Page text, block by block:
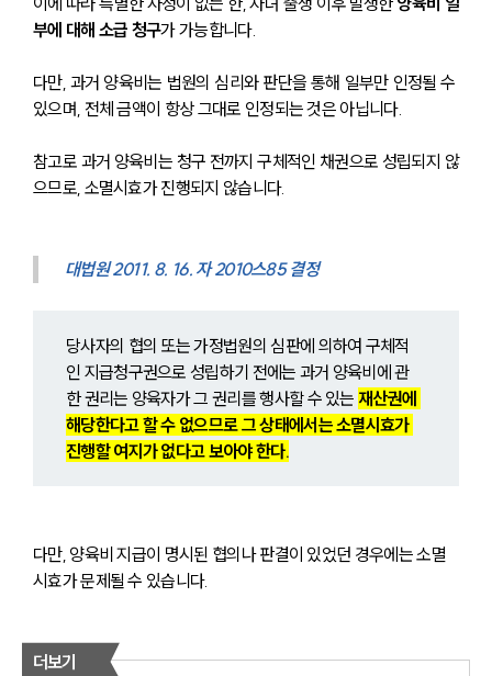
부에 대해 소급 청구가 가능합니다.
다만, 과거 양육비는 법원의 심리와 판단을 통해 일부만 인정될 수
있으며, 전체 금액이 항상 그대로 인정되는 것은 아닙니다.
참고로 과거 양육비는 청구 전까지 구체적인 채권으로 성립되지 않
으므로, 소멸시효가 진행되지 않습니다.
대법원 2011. 8. 16. 자 2010스85 결정
당사자의 협의 또는 가정법원의 심판에 의하여 구체적
인 지급청구권으로 성립하기 전에는 과거 양육비에 관
한 권리는 양육자가 그 권리를 행사할 수 있는 재산권에
해당한다고 할 수 없으므로 그 상태에서는 소멸시효가
진행할 여지가 없다고 보아야 한다.
다만, 양육비 지급이 명시된 협의나 판결이 있었던 경우에는 소멸
시효가 문제될 수 있습니다.
더보기